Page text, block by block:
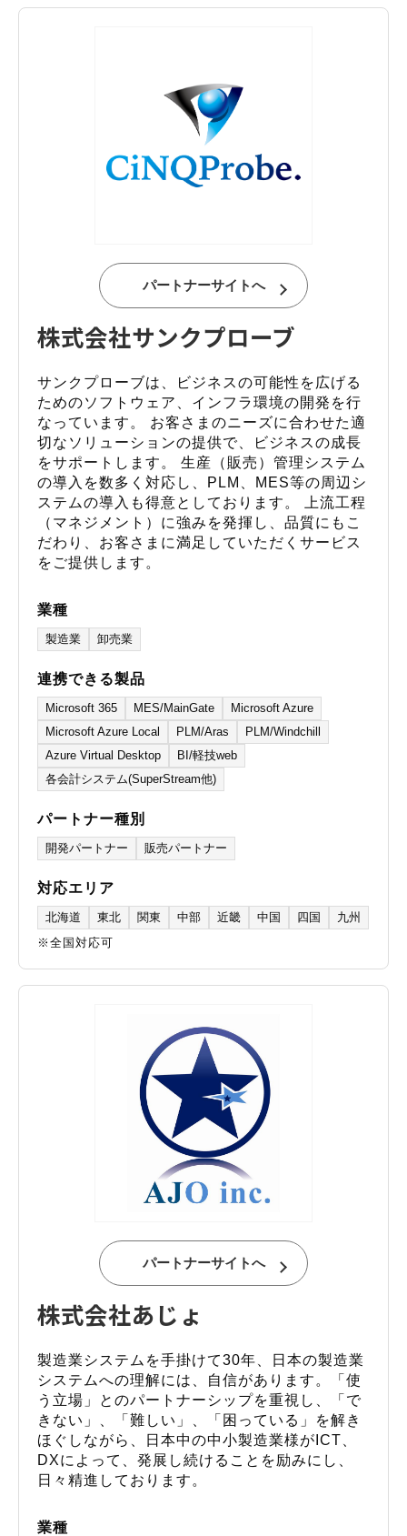
パートナーサイトへ
株式会社サンクプローブ
サンクプローブは、ビジネスの可能性を広げる
ためのソフトウェア、インフラ環境の開発を行
なっています。 お客さまのニーズに合わせた適
切なソリューションの提供で、ビジネスの成長
をサポートします。 生産（販売）管理システム
の導入を数多く対応し、PLM、MES等の周辺シ
ステムの導入も得意としております。 上流工程
（マネジメント）に強みを発揮し、品質にもこ
だわり、お客さまに満足していただくサービス
をご提供します。
業種
製造業 卸売業
連携できる製品
Microsoft 365 MES/MainGate
Microsoft Azure
Microsoft Azure Local
PLM/Aras
PLM/Windchill
Azure Virtual Desktop
BI/軽技web
各会計システム(SuperStream他)
パートナー種別
開発パートナー 販売パートナー
対応エリア
北海道 東北 関東 中部 近畿 中国 四国
九州
※全国対応可
パートナーサイトへ
株式会社あじょ
製造業システムを手掛けて30年、日本の製造業
システムへの理解には、自信があります。「使
う立場」とのパートナーシップを重視し、「で
きない」、「難しい」、「困っている」を解き
ほぐしながら、日本中の中小製造業様がICT、
DXによって、発展し続けることを励みにし、
日々精進しております。
業種